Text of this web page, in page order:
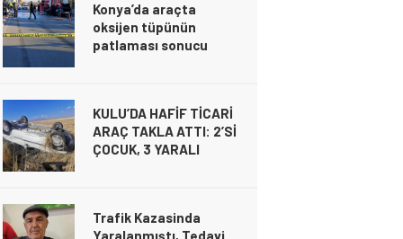
ALTIN
6.660,55
Gündem 20 Kasım 2024 21:49
hayatını kaybeden biri
bebek 2 kişi ile
yaralanan 2 kişinin
26 Şubat 2025 19:04
ÇOCUK, 3 YARALI
Gündem
20 Kasım 2024 21:49
Hayatını Kaybetti